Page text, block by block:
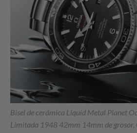
Bisel de cerámica Liquid Metal Planet
Limitada 1948 42mm 14mm de grosor,